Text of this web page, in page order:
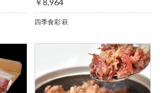
四季食彩 萩